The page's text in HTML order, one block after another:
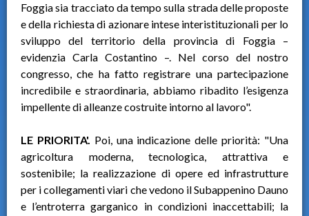
Foggia sia tracciato da tempo sulla strada delle proposte
e della richiesta di azionare intese interistituzionali per lo
sviluppo del territorio della provincia di Foggia –
evidenzia Carla Costantino –. Nel corso del nostro
congresso, che ha fatto registrare una partecipazione
incredibile e straordinaria, abbiamo ribadito l’esigenza
impellente di alleanze costruite intorno al lavoro".
LE PRIORITA'. Poi, una indicazione delle priorità: "Una
agricoltura moderna, tecnologica, attrattiva e
sostenibile; la realizzazione di opere ed infrastrutture
per i collegamenti viari che vedono il Subappenino Dauno
e l’entroterra garganico in condizioni inaccettabili; la